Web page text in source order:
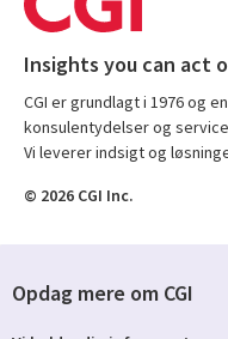
Insights you can act
CGI er grundlagt i 1976 og
konsulentydelser og
Vi leverer indsigt og
© 2026 CGI Inc.
Opdag mere om CGI